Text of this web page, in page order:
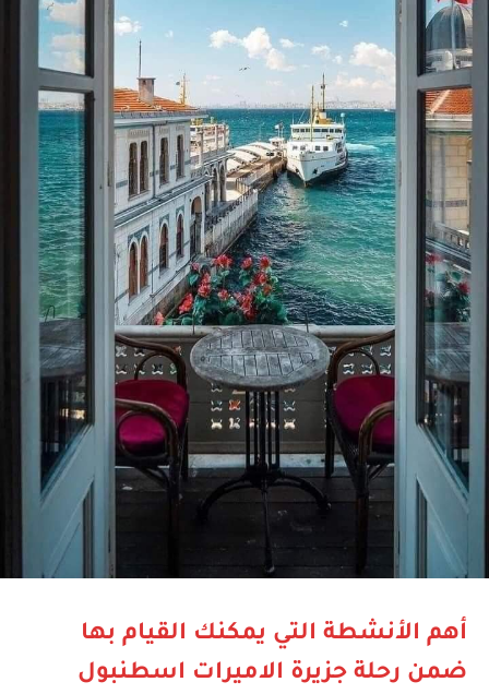
أهم الأنشطة التي يمكنك القيام بها
ضمن رحلة جزيرة الاميرات اسطنبول